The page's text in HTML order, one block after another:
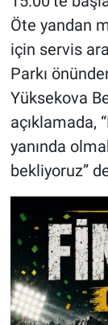
Öte yandan
için servis
Parkı
Yüksekova
açıklamada,
yanında
bekliyoruz”